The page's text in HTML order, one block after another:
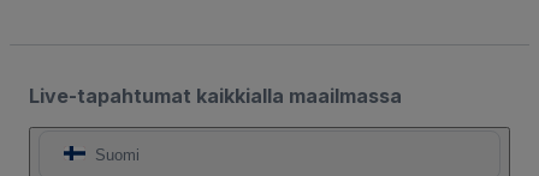
Live-tapahtumat kaikkialla maailmassa
Suomi